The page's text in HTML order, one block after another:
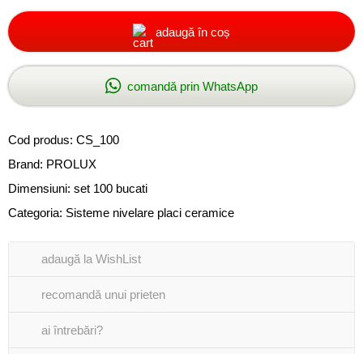
adaugă în coș
comandă prin WhatsApp
Cod produs: CS_100
Brand: PROLUX
Dimensiuni: set 100 bucati
Categoria: Sisteme nivelare placi ceramice
adaugă la WishList
recomandă unui prieten
ai întrebări?